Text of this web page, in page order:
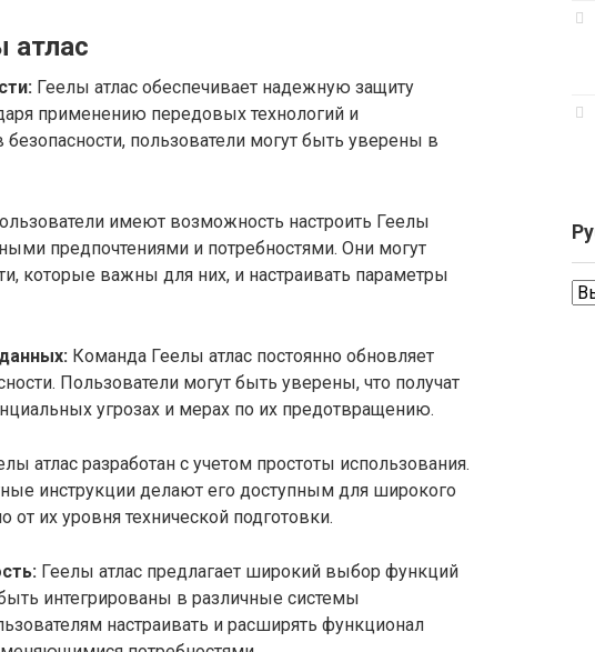
атлас
Геелы атлас обеспечивает надежную защиту
применению передовых технологий и
пользователи могут быть уверены в
имеют возможность настроить Геелы
предпочтениями и потребностями. Они могут
которые важны для них, и настраивать параметры
Команда Геелы атлас постоянно обновляет
Пользователи могут быть уверены, что получат
угрозах и мерах по их предотвращению.
атлас разработан с учетом простоты использования.
инструкции делают его доступным для широкого
от их уровня технической подготовки.
Геелы атлас предлагает широкий выбор функций
интегрированы в различные системы
настраивать и расширять функционал